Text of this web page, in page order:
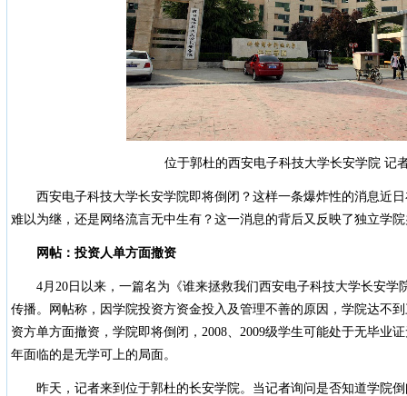
位于郭杜的西安电子科技大学长安学院 记
西安电子科技大学长安学院即将倒闭？这样一条爆炸性的消息近日
难以为继，还是网络流言无中生有？这一消息的背后又反映了独立学
网帖：投资人单方面撤资
4月20日以来，一篇名为《谁来拯救我们西安电子科技大学长安学
传播。网帖称，因学院投资方资金投入及管理不善的原因，学院达不
资方单方面撤资，学院即将倒闭，2008、2009级学生可能处于无毕业
年面临的是无学可上的局面。
昨天，记者来到位于郭杜的长安学院。当记者询问是否知道学院倒